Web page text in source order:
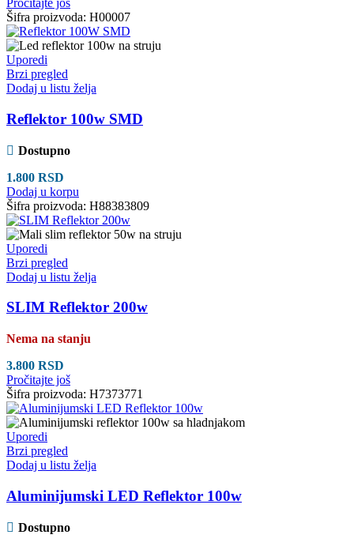
Pročitajte još
Šifra proizvoda: H00007
Uporedi
Brzi pregled
Dodaj u listu želja
Reflektor 100w SMD
Dostupno
1.800 RSD
Dodaj u korpu
Šifra proizvoda: H88383809
Uporedi
Brzi pregled
Dodaj u listu želja
SLIM Reflektor 200w
Nema na stanju
3.800 RSD
Pročitajte još
Šifra proizvoda: H7373771
Uporedi
Brzi pregled
Dodaj u listu želja
Aluminijumski LED Reflektor 100w
Dostupno